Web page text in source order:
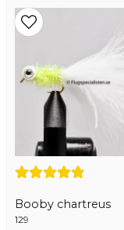
Booby chartreus
129